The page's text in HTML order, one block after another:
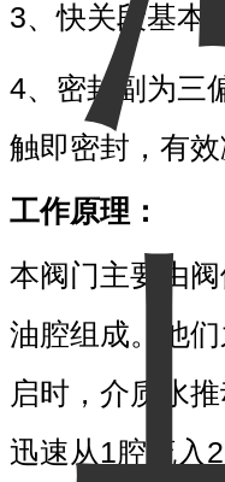
3、快关段基本
4、密封副为三
触即密封，有
工作原理：
本阀门主要由
油腔组成。他
启时，介质水
迅速从1腔流入